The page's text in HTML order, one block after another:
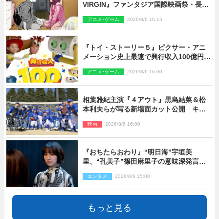
VIRGIN』ファンタジア国際映画祭・長編
アニメ･ゲーム 2026/8/6 16:15
『トイ・ストーリー５』ピクサー・アニ
メーション史上最速で興行収入100億円突
アニメ･ゲーム 2026/8/6 16:00
相葉雅紀主演『４アウト』黒島結菜＆松
本利夫らが写る新場面カット公開 キャ
映画 2026/8/6 16:00
『おちたらおわり』“明日海”宇垣美
里、“孔美子”篠田麻里子の意味深発言に
開」
エンタメ 2026/8/6 15:00
もっと見る